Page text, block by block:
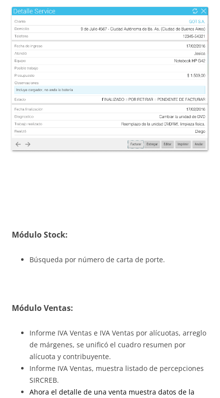
Módulo Stock:
Búsqueda por número de carta de porte.
Módulo Ventas:
Informe IVA Ventas e IVA Ventas por alícuotas, arreglo
de márgenes, se unificó el cuadro resumen por
alícuota y contribuyente.
Informe IVA Ventas, muestra listado de percepciones
SIRCREB.
Ahora el detalle de una venta muestra datos de la